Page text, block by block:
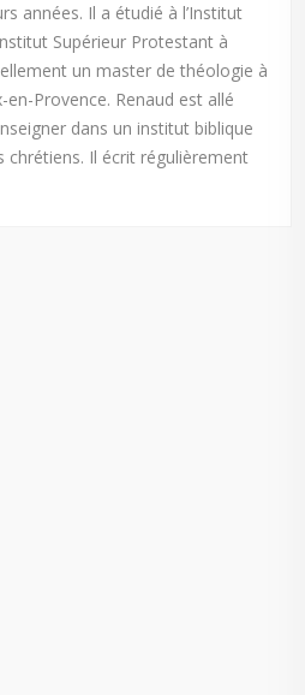
années. Il a étudié à l’Institut
Supérieur Protestant à
un master de théologie à
en-Provence. Renaud est allé
dans un institut biblique
Il écrit régulièrement